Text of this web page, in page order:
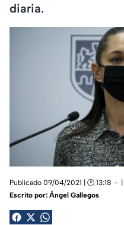
diaria.
Publicado 09/04/2021 | 🕑 13:18
Escrito por: Ángel Gallegos